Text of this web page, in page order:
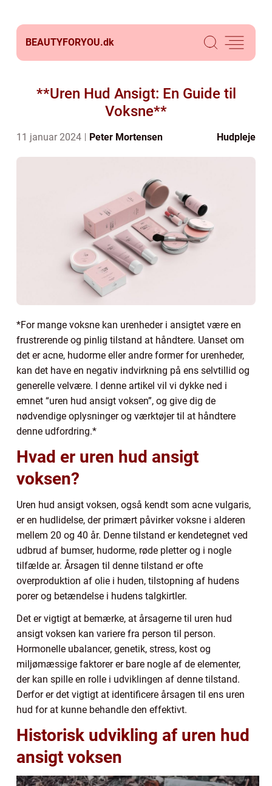
BEAUTYFORYOU.dk
**Uren Hud Ansigt: En Guide til
Voksne**
11 januar 2024 Peter Mortensen Hudpleje
*For mange voksne kan urenheder i ansigtet være en
frustrerende og pinlig tilstand at håndtere. Uanset om
det er acne, hudorme eller andre former for urenheder,
kan det have en negativ indvirkning på ens selvtillid og
generelle velvære. I denne artikel vil vi dykke ned i
emnet “uren hud ansigt voksen”, og give dig de
nødvendige oplysninger og værktøjer til at håndtere
denne udfordring.*
Hvad er uren hud ansigt
voksen?
Uren hud ansigt voksen, også kendt som acne vulgaris,
er en hudlidelse, der primært påvirker voksne i alderen
mellem 20 og 40 år. Denne tilstand er kendetegnet ved
udbrud af bumser, hudorme, røde pletter og i nogle
tilfælde ar. Årsagen til denne tilstand er ofte
overproduktion af olie i huden, tilstopning af hudens
porer og betændelse i hudens talgkirtler.
Det er vigtigt at bemærke, at årsagerne til uren hud
ansigt voksen kan variere fra person til person.
Hormonelle ubalancer, genetik, stress, kost og
miljømæssige faktorer er bare nogle af de elementer,
der kan spille en rolle i udviklingen af denne tilstand.
Derfor er det vigtigt at identificere årsagen til ens uren
hud for at kunne behandle den effektivt.
Historisk udvikling af uren hud
ansigt voksen